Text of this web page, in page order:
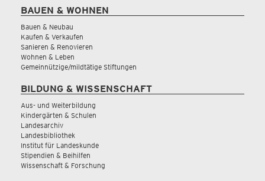
BAUEN & WOHNEN
Bauen & Neubau
Kaufen & Verkaufen
Sanieren & Renovieren
Wohnen & Leben
Gemeinnützige/mildtätige Stiftungen
BILDUNG & WISSENSCHAFT
Aus- und Weiterbildung
Kindergärten & Schulen
Landesarchiv
Landesbibliothek
Institut für Landeskunde
Stipendien & Beihilfen
Wissenschaft & Forschung